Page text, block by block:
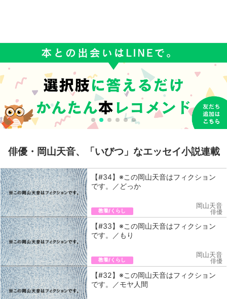
俳優・岡山天音、「いびつ」なエッセイ小説連載
【#34】※この岡山天音はフィクション
です。／どっか
教養/くらし
岡山天音
俳優
【#33】※この岡山天音はフィクション
です。／もり
教養/くらし
岡山天音
俳優
【#32】※この岡山天音はフィクション
です。／モヤ人間